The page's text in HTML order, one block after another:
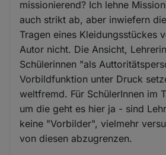
missionierend? Ich lehne
auch strikt ab, aber inwiefern
Tragen eines Kleidungsstückes
Autor nicht. Die Ansicht,
Schülerinnen "als
Vorbildfunktion unter Druck
weltfremd. Für SchülerInnen im
um die geht es hier ja - sind
keine "Vorbilder", vielmehr
von diesen abzugrenzen.